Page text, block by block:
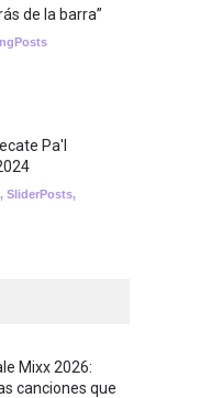
de la barra”
Pa'l
, SliderPosts,
Mixx 2026:
canciones que